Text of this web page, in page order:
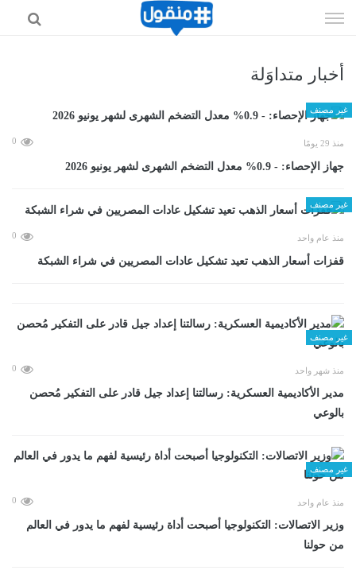
الى
أخبار متداوَلة
غير مصنف
منذ 29 يومًا 0
جهاز الإحصاء: - 0.9% معدل التضخم الشهرى لشهر يونيو 2026
غير مصنف
منذ عام واحد 0
قفزات أسعار الذهب تعيد تشكيل عادات المصريين في شراء الشبكة
غير مصنف
منذ شهر واحد 0
مدير الأكاديمية العسكرية: رسالتنا إعداد جيل قادر على التفكير مُحصن
بالوعي
غير مصنف
منذ عام واحد 0
وزير الاتصالات: التكنولوجيا أصبحت أداة رئيسية لفهم ما يدور في العالم
من حولنا